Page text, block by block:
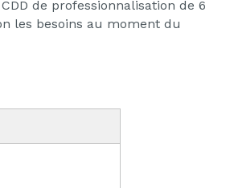
de professionnalisation de 6
les besoins au moment du